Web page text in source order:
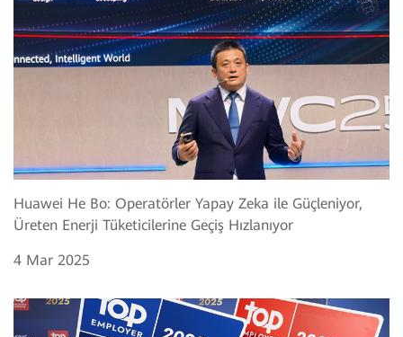
Huawei He Bo: Operatörler Yapay Zeka ile Güçleniyor,
Üreten Enerji Tüketicilerine Geçiş Hızlanıyor
4 Mar 2025